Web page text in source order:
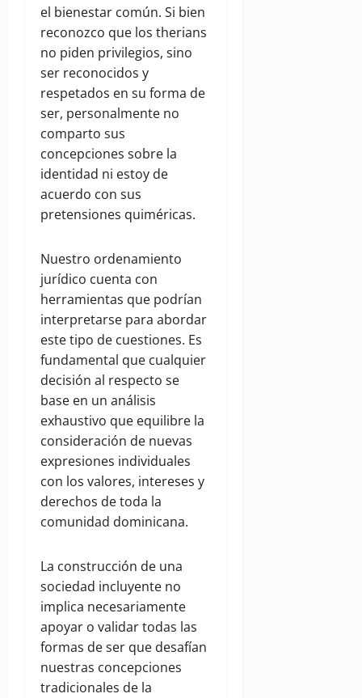
el bienestar común. Si bien
reconozco que los therians
no piden privilegios, sino
ser reconocidos y
respetados en su forma de
ser, personalmente no
comparto sus
concepciones sobre la
identidad ni estoy de
acuerdo con sus
pretensiones quiméricas.
Nuestro ordenamiento
jurídico cuenta con
herramientas que podrían
interpretarse para abordar
este tipo de cuestiones. Es
fundamental que cualquier
decisión al respecto se
base en un análisis
exhaustivo que equilibre la
consideración de nuevas
expresiones individuales
con los valores, intereses y
derechos de toda la
comunidad dominicana.
La construcción de una
sociedad incluyente no
implica necesariamente
apoyar o validar todas las
formas de ser que desafían
nuestras concepciones
tradicionales de la